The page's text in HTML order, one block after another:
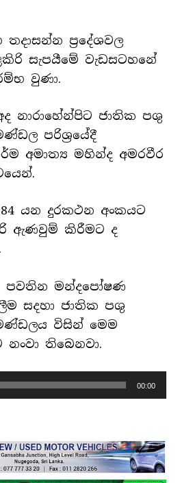
ප්‍රදේශවල
සැපයීමේ වැඩසටහනේ
වුණා.
නාරාහේන්පිට ජාතික පශු
පරිශ්‍රයේදී
අමාත්‍ය මහින්ද අමරවීර
යන දුරකථන අංකයට
ඇණවුම් කිරීමට ද
පවතින මන්දපෝෂණ
සදහා ජාතික පශු
විසින් මෙම
නංවා තිබෙනවා.
00:00